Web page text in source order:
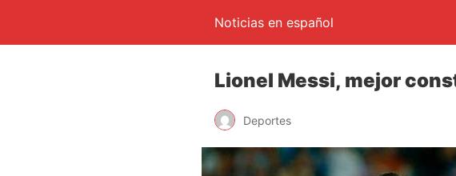
Noticias en español
Lionel Messi, mejor
Deportes